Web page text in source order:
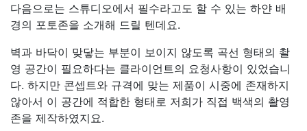
다음으로는 스튜디오에서 필수라고도 할 수 있는 하얀 배
경의 포토존을 소개해 드릴 텐데요.
벽과 바닥이 맞닿는 부분이 보이지 않도록 곡선 형태의 촬
영 공간이 필요하다는 클라이언트의 요청사항이 있었습니
다. 하지만 콘셉트와 규격에 맞는 제품이 시중에 존재하지
않아서 이 공간에 적합한 형태로 저희가 직접 백색의 촬영
존을 제작하였지요.